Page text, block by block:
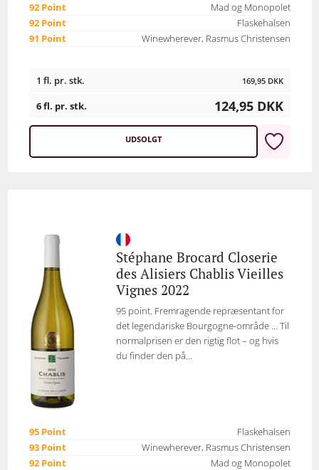
92 Point
Mad og Monopolet
92 Point
Flaskehalsen
91 Point
Winewherever, Rasmus Christensen
1 fl. pr. stk. 169,95 DKK
6 fl. pr. stk. 124,95 DKK
UDSOLGT
Stéphane Brocard Closerie
des Alisiers Chablis Vieilles
Vignes 2022
95 point. Fremragende repræsentant for
det legendariske Bourgogne-område ... Til
normalprisen er den rigtig flot – og hvis
du finder den på...
95 Point
Flaskehalsen
93 Point
Winewherever, Rasmus Christensen
92 Point
Mad og Monopolet